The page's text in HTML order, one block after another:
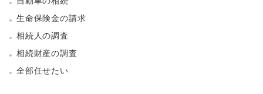
生命保険金の請求
相続人の調査
相続財産の調査
全部任せたい